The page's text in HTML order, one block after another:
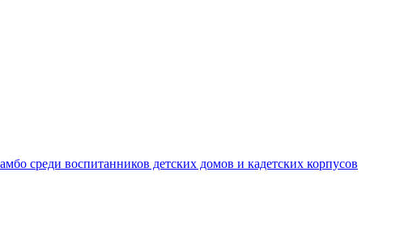
среди воспитанников детских домов и кадетских корпусов